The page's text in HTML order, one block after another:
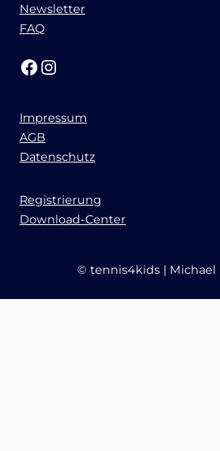
Newsletter
FAQ
Facebook Instagram
Impressum
AGB
Datenschutz
Registrierung
Download-Center
© tennis4kids | Michael